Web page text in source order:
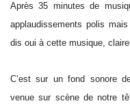
Après 35 minutes de
applaudissements polis
dis oui à cette musique,
C’est sur un fond sonore
venue sur scène de notre